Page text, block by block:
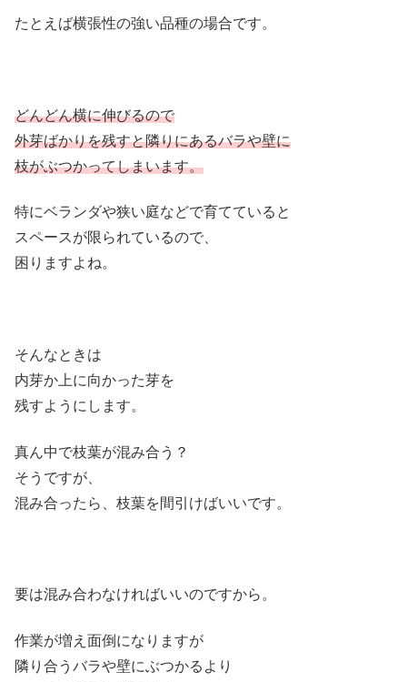
たとえば横張性の強い品種の場合です。
どんどん横に伸びるので
外芽ばかりを残すと隣りにあるバラや壁に
枝がぶつかってしまいます。
特にベランダや狭い庭などで育てていると
スペースが限られているので、
困りますよね。
そんなときは
内芽か上に向かった芽を
残すようにします。
真ん中で枝葉が混み合う？
そうですが、
混み合ったら、枝葉を間引けばいいです。
要は混み合わなければいいのですから。
作業が増え面倒になりますが
隣り合うバラや壁にぶつかるより